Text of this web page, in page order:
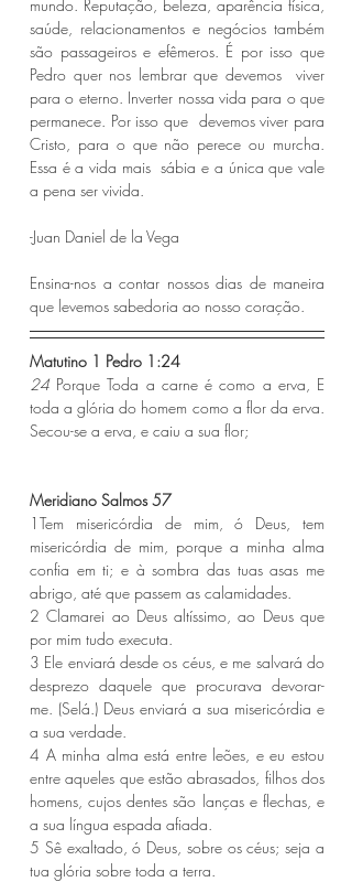
mundo. Reputação, beleza, aparência física,
saúde, relacionamentos e negócios também
são passageiros e efêmeros. É por isso que
Pedro quer nos lembrar que devemos  viver
para o eterno. Inverter nossa vida para o que
permanece. Por isso que  devemos viver para
Cristo, para o que não perece ou murcha.
Essa é a vida mais  sábia e a única que vale
a pena ser vivida.
-Juan Daniel de la Vega
Ensina-nos a contar nossos dias de maneira
que levemos sabedoria ao nosso coração.
Matutino 1 Pedro 1:24
24 Porque Toda a carne é como a erva, E
toda a glória do homem como a flor da erva.
Secou-se a erva, e caiu a sua flor;
Meridiano Salmos 57
1Tem misericórdia de mim, ó Deus, tem
misericórdia de mim, porque a minha alma
confia em ti; e à sombra das tuas asas me
abrigo, até que passem as calamidades.
2 Clamarei ao Deus altíssimo, ao Deus que
por mim tudo executa.
3 Ele enviará desde os céus, e me salvará do
desprezo daquele que procurava devorar-
me. (Selá.) Deus enviará a sua misericórdia e
a sua verdade.
4 A minha alma está entre leões, e eu estou
entre aqueles que estão abrasados, filhos dos
homens, cujos dentes são lanças e flechas, e
a sua língua espada afiada.
5 Sê exaltado, ó Deus, sobre os céus; seja a
tua glória sobre toda a terra.